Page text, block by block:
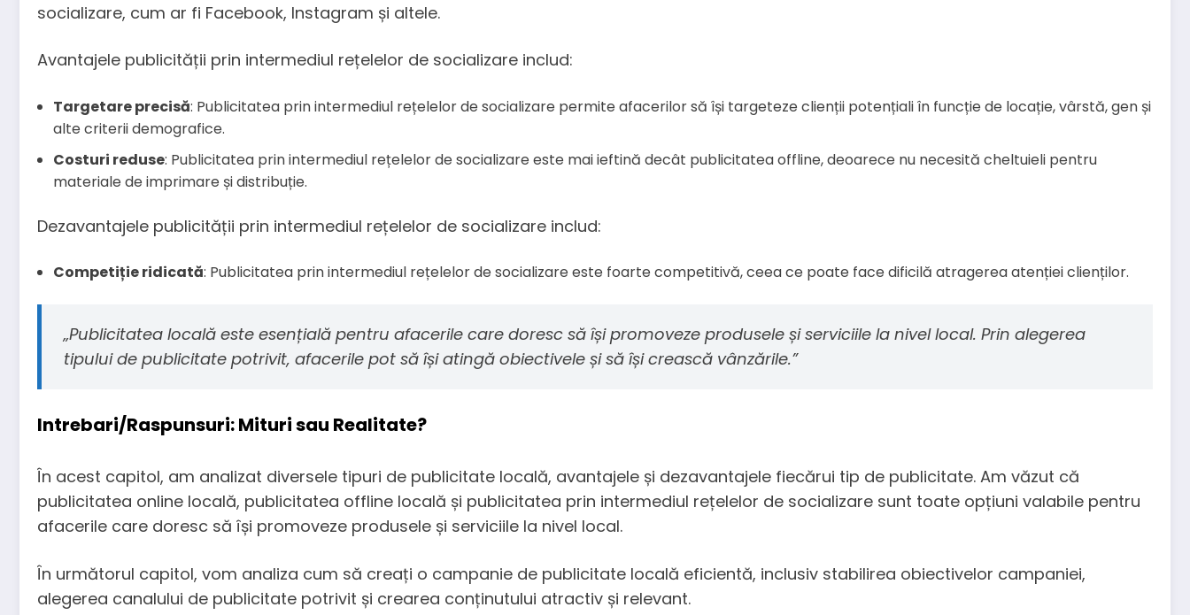
socializare, cum ar fi Facebook, Instagram și altele.
Avantajele publicității prin intermediul rețelelor de socializare includ:
Targetare precisă: Publicitatea prin intermediul rețelelor de socializare permite afacerilor să își targeteze clienții potențiali în funcție de locație, vârstă, gen și
alte criterii demografice.
Costuri reduse: Publicitatea prin intermediul rețelelor de socializare este mai ieftină decât publicitatea offline, deoarece nu necesită cheltuieli pentru
materiale de imprimare și distribuție.
Dezavantajele publicității prin intermediul rețelelor de socializare includ:
Competiție ridicată: Publicitatea prin intermediul rețelelor de socializare este foarte competitivă, ceea ce poate face dificilă atragerea atenției clienților.
„Publicitatea locală este esențială pentru afacerile care doresc să își promoveze produsele și serviciile la nivel local. Prin alegerea
tipului de publicitate potrivit, afacerile pot să își atingă obiectivele și să își crească vânzările.”
Intrebari/Raspunsuri: Mituri sau Realitate?
În acest capitol, am analizat diversele tipuri de publicitate locală, avantajele și dezavantajele fiecărui tip de publicitate. Am văzut că
publicitatea online locală, publicitatea offline locală și publicitatea prin intermediul rețelelor de socializare sunt toate opțiuni valabile pentru
afacerile care doresc să își promoveze produsele și serviciile la nivel local.
În următorul capitol, vom analiza cum să creați o campanie de publicitate locală eficientă, inclusiv stabilirea obiectivelor campaniei,
alegerea canalului de publicitate potrivit și crearea conținutului atractiv și relevant.